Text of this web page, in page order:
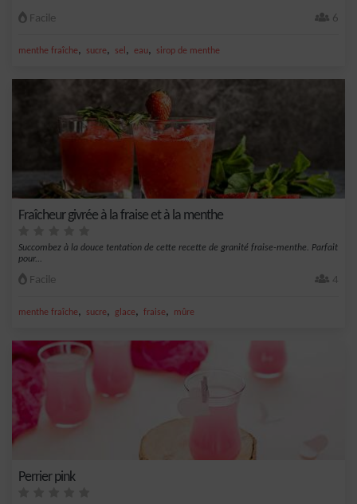
Facile 6
menthe fraîche, sucre, sel , eau, sirop de menthe
Fraîcheur givrée à la fraise et à la menthe
Succombez à la douce tentation de cette recette de granité fraise-menthe. Parfait
pour...
Facile 4
menthe fraîche, sucre, glace, fraise, mûre
Perrier pink